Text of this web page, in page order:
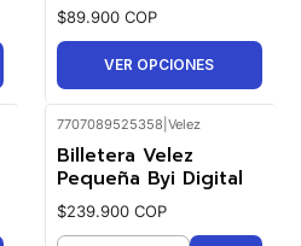
$89.900 COP
VER OPCIONES
7707089525358 Velez
Billetera Velez
Pequeña Byi Digital
$239.900 COP